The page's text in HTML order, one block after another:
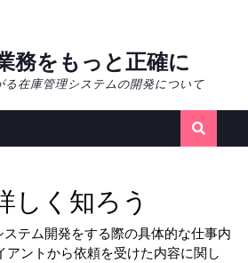
務をもっと正確に
る在庫管理システムの開発について
しく知ろう
ステム開発をする際の具体的な仕事内
アントから依頼を受けた内容に関し